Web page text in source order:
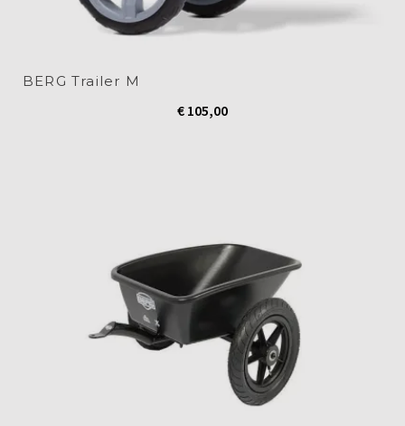
BERG Trailer M
€ 105,00